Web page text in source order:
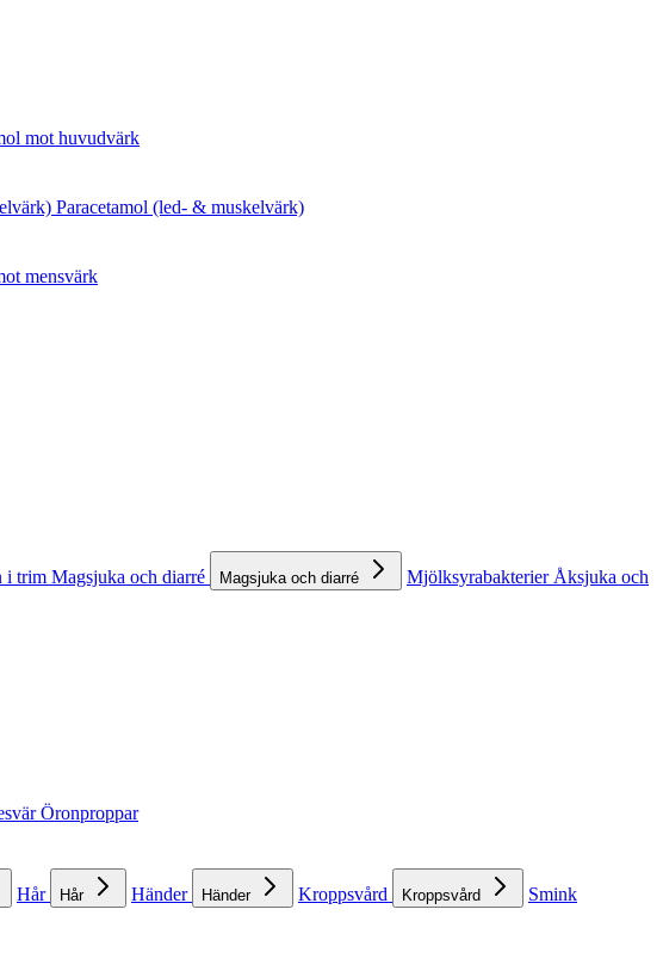
mot huvudvärk
Paracetamol (led- & muskelvärk)
mensvärk
i trim Magsjuka och diarré Magsjuka och diarré Mjölksyrabakterier Åksjuka och
Öronproppar
Hår Hår Händer Händer Kroppsvård Kroppsvård Smink